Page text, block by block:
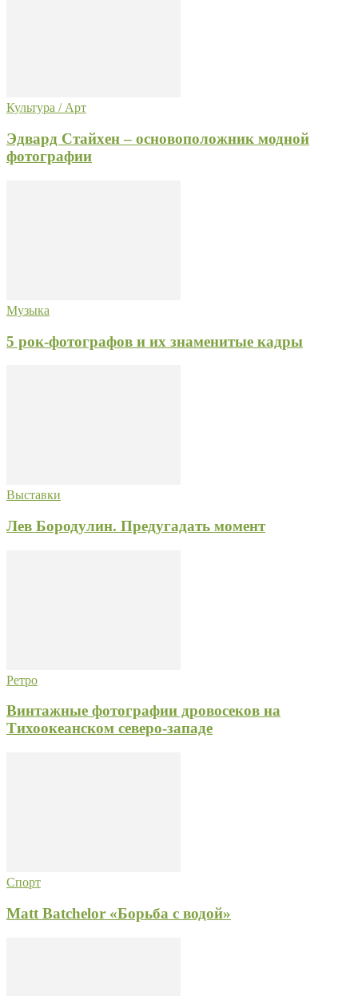
Культура / Арт
Эдвард Стайхен – основоположник модной
фотографии
Музыка
5 рок-фотографов и их знаменитые кадры
Выставки
Лев Бородулин. Предугадать момент
Ретро
Винтажные фотографии дровосеков на
Тихоокеанском северо-западе
Спорт
Matt Batchelor «Борьба с водой»